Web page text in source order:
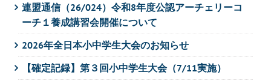
連盟通信（26/024）令和8年度公認アーチェリーコ
ーチ１養成講習会開催について
2026年全日本小中学生大会のお知らせ
【確定記録】第３回小中学生大会（7/11実施）